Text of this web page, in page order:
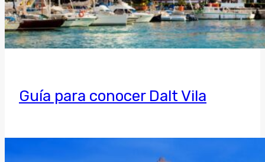
Guía para conocer Dalt Vila